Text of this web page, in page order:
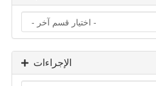
الإجراءات